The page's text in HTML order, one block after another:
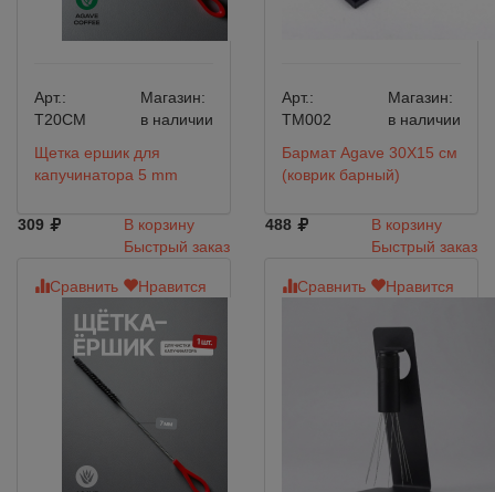
Арт.:
T20CM
Магазин:
в наличии
Щетка ершик для
капучинатора 5 mm
309
В корзину
Быстрый заказ
Арт.:
TM002
Магазин:
в наличии
Бармат Agave 30Х15 см
(коврик барный)
488
В корзину
Быстрый заказ
Сравнить Нравится Сравнить Нравится